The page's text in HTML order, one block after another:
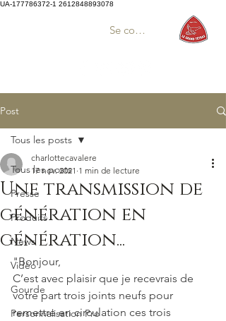
UA-177786372-1 2612848893078
Se connecter
Post
Tous les posts
Presse
Produits
News
Vidéo
Gourde
Personnalisation Pro
Tous les posts
Une transmission de
génération en
génération...
charlottecavalere
17 nov. 2021 1 min de lecture
"Bonjour,
C’est avec plaisir que je recevrais de
votre part trois joints neufs pour
remettre en circulation ces trois